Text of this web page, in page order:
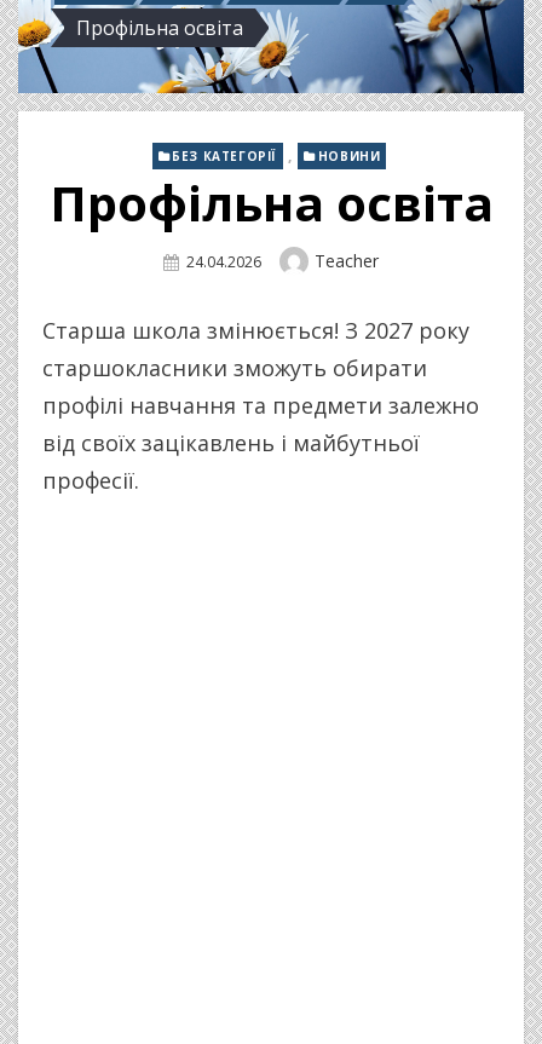
Профільна освіта
БЕЗ КАТЕГОРІЇ , НОВИНИ
Профільна освіта
Posted
24.04.2026 Author
Teacher
Старша школа змінюється! З 2027 року
старшокласники зможуть обирати
профілі навчання та предмети залежно
від своїх зацікавлень і майбутньої
професії.